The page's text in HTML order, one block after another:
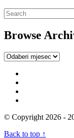
Browse
Browse
© Copyright 2026 -
Back to top ↑